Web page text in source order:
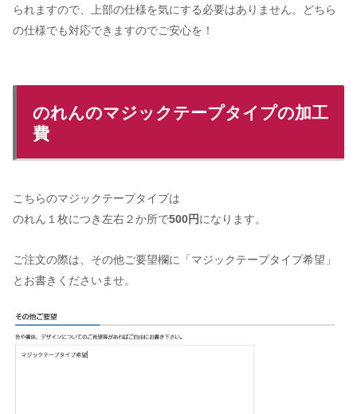
られますので、上部の仕様を気にする必要はありません。どちら
の仕様でも対応できますのでご安心を！
のれんのマジックテープタイプの加工
費
こちらのマジックテープタイプは
のれん１枚につき左右２か所で500円になります。
ご注文の際は、その他ご要望欄に「マジックテープタイプ希望」
とお書きくださいませ。